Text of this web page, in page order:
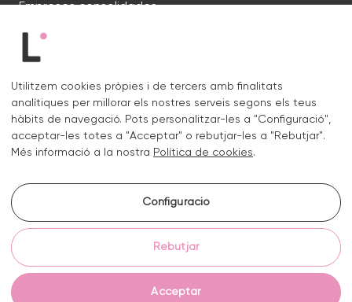
Estem preparats. Parlem?
c/ Lluís Muntadas 8, 08035 Barcelona
+34 722 670 621
hello@liquid.cat
Empreses consolidades
Política de cookies
Configurar galetes
© 2026 Liquid Studio S.L.
Utilitzem cookies pròpies i de tercers amb finalitats
analítiques per millorar els nostres serveis segons els teus
hàbits de navegació. Pots personalitzar-les a "Configuració",
acceptar-les totes a "Acceptar" o rebutjar-les a "Rebutjar".
Més informació a la nostra Política de cookies.
Configuració
Rebutjar
Acceptar